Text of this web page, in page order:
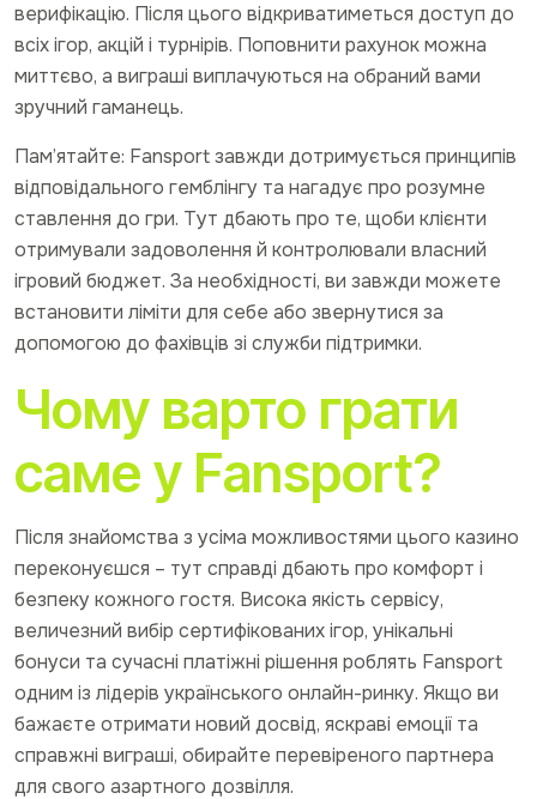
верифікацію. Після цього відкриватиметься доступ до
всіх ігор, акцій і турнірів. Поповнити рахунок можна
миттєво, а виграші виплачуються на обраний вами
зручний гаманець.
Пам’ятайте: Fansport завжди дотримується принципів
відповідального гемблінгу та нагадує про розумне
ставлення до гри. Тут дбають про те, щоби клієнти
отримували задоволення й контролювали власний
ігровий бюджет. За необхідності, ви завжди можете
встановити ліміти для себе або звернутися за
допомогою до фахівців зі служби підтримки.
Чому варто грати
саме у Fansport?
Після знайомства з усіма можливостями цього казино
переконуєшся – тут справді дбають про комфорт і
безпеку кожного гостя. Висока якість сервісу,
величезний вибір сертифікованих ігор, унікальні
бонуси та сучасні платіжні рішення роблять Fansport
одним із лідерів українського онлайн-ринку. Якщо ви
бажаєте отримати новий досвід, яскраві емоції та
справжні виграші, обирайте перевіреного партнера
для свого азартного дозвілля.